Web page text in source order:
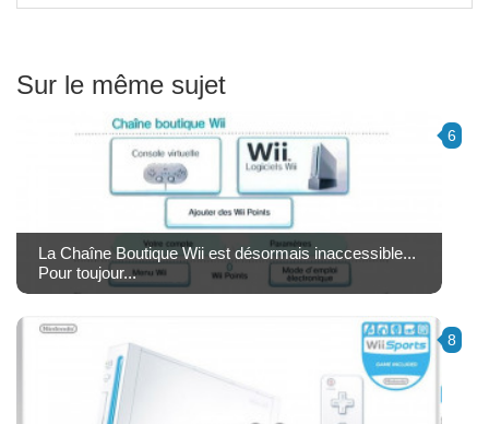
Sur le même sujet
6
La Chaîne Boutique Wii est désormais inaccessible...
Pour toujour...
8